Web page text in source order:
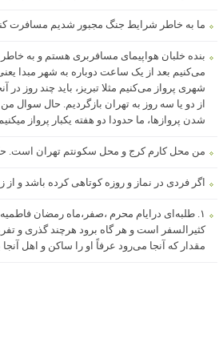
ما به خاطر شرایط جنگ مجبور شدیم مسافرت
بنده خلبان هواپیمای مسافربری هستم و به
می‌کنیم بعد از یک ساعت دوباره به شهر مبدا
شهری پرواز می‌کنیم مثلا تبریز، باید چند روز در
شدن پروازها، ما حدودا دو هفته یکبار پرواز
من محل کارم کرج و محل سکونتم تهران است.
اگر فردی در نماز و روزه کوتاهی کرده باشد و از
۱. طلبه‌ای درایام محرم ،صفر،ماه رمضان
مقدار که آنجا می‌رود عرفاً او را ساکن و اهل